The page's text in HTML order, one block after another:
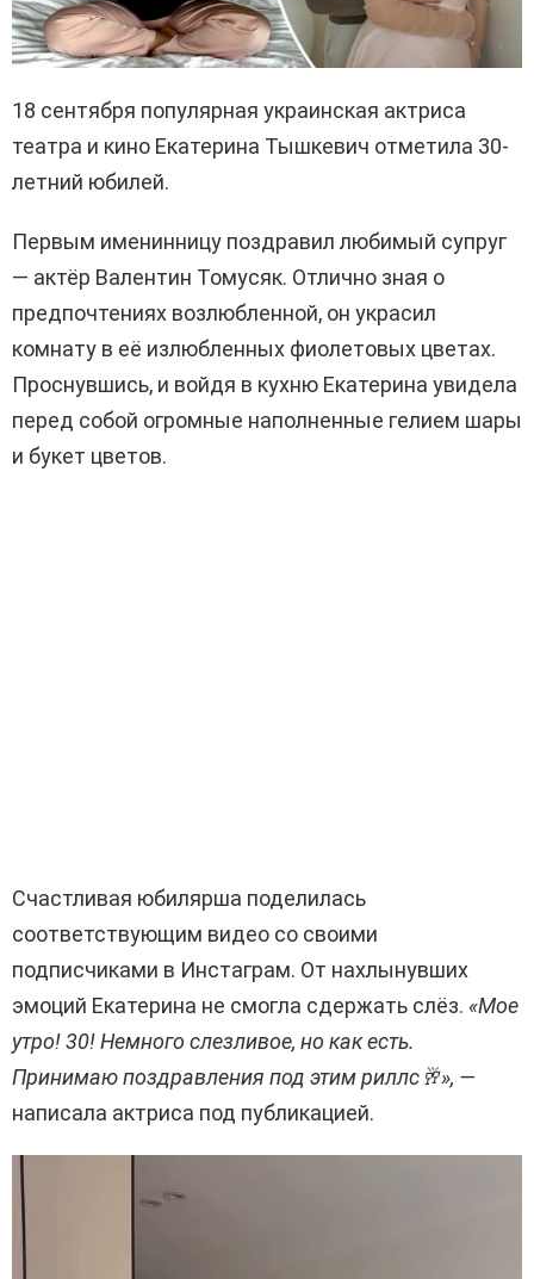
18 сентября популярная украинская актриса
театра и кино Екатерина Тышкевич отметила 30-
летний юбилей.
Первым именинницу поздравил любимый супруг
— актёр Валентин Томусяк. Отлично зная о
предпочтениях возлюбленной, он украсил
комнату в её излюбленных фиолетовых цветах.
Проснувшись, и войдя в кухню Екатерина увидела
перед собой огромные наполненные гелием шары
и букет цветов.
Счастливая юбилярша поделилась
соответствующим видео со своими
подписчиками в Инстаграм. От нахлынувших
эмоций Екатерина не смогла сдержать слёз. «Мое
утро! 30! Немного слезливое, но как есть.
Принимаю поздравления под этим риллс🥂», —
написала актриса под публикацией.
В
и